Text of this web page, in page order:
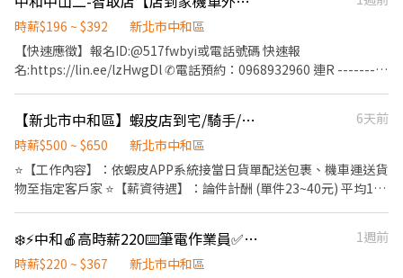
時薪$196 ~ $392
新北市中和區
【快速應徵】報名ID:@517fwbyi或電話號碼 快速報
名:https://lin.ee/lzHwgDl ✆電話預約：0968932960 連R ---------
好貨架 就能上線開工嘍））） 我貨供、你配送 單純、穩定、高報酬
💲💲💲 ✔️ 收入可達 7萬～10萬以上（依實際配送量） ✔️ 自主安排配
送節奏，不用看老闆臉色😎 ✔️ 純配送性質，無需處理金流 🏍️ 工作
時間 ✔️ 08:00即可開始送貨 ✔️ 配送範圍3公里內 ✅ 基本條件 ✔️ 自備
【新北市中和區】蝦皮店到宅/騎手/時薪500/無經驗可/團險保障 - RM
6天前
時薪$500 ~ $650
新北市中和區
⭐【工作內容】：依蝦皮APP系統接當日貨單配送包裹、機車運送貨
物至指定客戶家 ⭐【薪資待遇】：論件計酬 (單件23~40元) 平均1天
⭐【工作地點】： 中和中山二 - 智取店 → 新北市中和區中山路二段
487號1樓 ⭐【法定項目／福利】：團險
❄️⚡️中和🍎高時薪220⌨️筆電作業員✅可日領✨冷氣房💫周休二日🍰加班點心
1週前
時薪$220 ~ $367
新北市中和區